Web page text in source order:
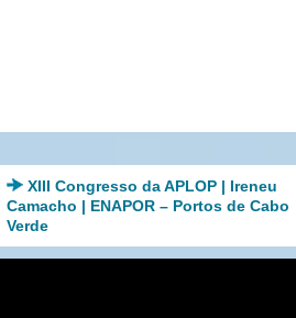
XIII Congresso da APLOP | Ireneu
Camacho | ENAPOR – Portos de Cabo
Verde